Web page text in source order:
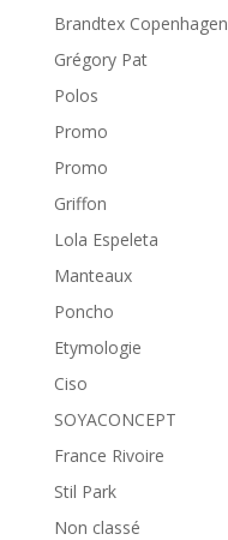
Brandtex Copenhagen
Grégory Pat
Polos
Promo
Promo
Griffon
Lola Espeleta
Manteaux
Poncho
Etymologie
Ciso
SOYACONCEPT
France Rivoire
Stil Park
Non classé